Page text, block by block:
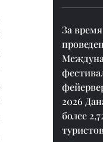
За время
2026
более